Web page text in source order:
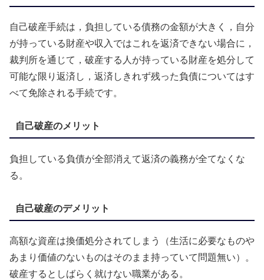
自己破産手続は，負担している債務の金額が大きく，自分
が持っている財産や収入ではこれを返済できない場合に，
裁判所を通じて，破産する人が持っている財産を処分して
可能な限り返済し，返済しきれず残った負債についてはす
べて免除される手続です。
自己破産のメリット
負担している負債が全部消えて返済の義務が全てなくな
る。
自己破産のデメリット
高額な資産は換価処分されてしまう（生活に必要なものや
あまり価値のないものはそのまま持っていて問題無い）。
破産するとしばらく就けない職業がある。